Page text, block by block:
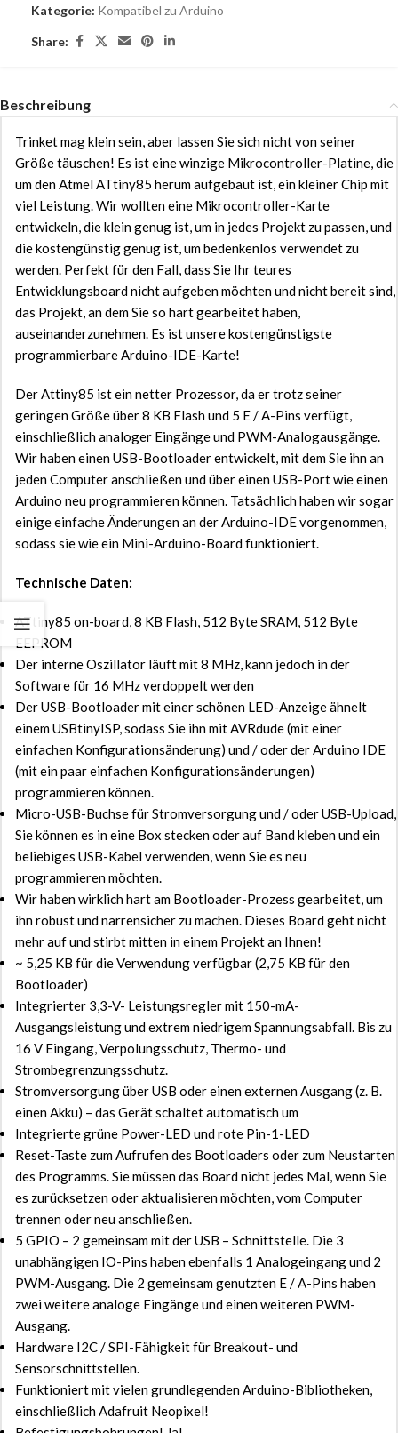
Kategorie: Kompatibel zu Arduino
Share:
Beschreibung
Trinket mag klein sein, aber lassen Sie sich nicht von seiner
Größe täuschen! Es ist eine winzige Mikrocontroller-Platine, die
um den Atmel ATtiny85 herum aufgebaut ist, ein kleiner Chip mit
viel Leistung. Wir wollten eine Mikrocontroller-Karte
entwickeln, die klein genug ist, um in jedes Projekt zu passen, und
die kostengünstig genug ist, um bedenkenlos verwendet zu
werden. Perfekt für den Fall, dass Sie Ihr teures
Entwicklungsboard nicht aufgeben möchten und nicht bereit sind,
das Projekt, an dem Sie so hart gearbeitet haben,
auseinanderzunehmen. Es ist unsere kostengünstigste
programmierbare Arduino-IDE-Karte!
Der Attiny85 ist ein netter Prozessor, da er trotz seiner
geringen Größe über 8 KB Flash und 5 E / A-Pins verfügt,
einschließlich analoger Eingänge und PWM-Analogausgänge.
Wir haben einen USB-Bootloader entwickelt, mit dem Sie ihn an
jeden Computer anschließen und über einen USB-Port wie einen
Arduino neu programmieren können. Tatsächlich haben wir sogar
einige einfache Änderungen an der Arduino-IDE vorgenommen,
sodass sie wie ein Mini-Arduino-Board funktioniert.
Technische Daten:
ATtiny85 on-board, 8 KB Flash, 512 Byte SRAM, 512 Byte
EEPROM
Der interne Oszillator läuft mit 8 MHz, kann jedoch in der
Software für 16 MHz verdoppelt werden
Der USB-Bootloader mit einer schönen LED-Anzeige ähnelt
einem USBtinyISP, sodass Sie ihn mit AVRdude (mit einer
einfachen Konfigurationsänderung) und / oder der Arduino IDE
(mit ein paar einfachen Konfigurationsänderungen)
programmieren können.
Micro-USB-Buchse für Stromversorgung und / oder USB-Upload,
Sie können es in eine Box stecken oder auf Band kleben und ein
beliebiges USB-Kabel verwenden, wenn Sie es neu
programmieren möchten.
Wir haben wirklich hart am Bootloader-Prozess gearbeitet, um
ihn robust und narrensicher zu machen. Dieses Board geht nicht
mehr auf und stirbt mitten in einem Projekt an Ihnen!
~ 5,25 KB für die Verwendung verfügbar (2,75 KB für den
Bootloader)
Integrierter 3,3-V- Leistungsregler mit 150-mA-
Ausgangsleistung und extrem niedrigem Spannungsabfall. Bis zu
16 V Eingang, Verpolungsschutz, Thermo- und
Strombegrenzungsschutz.
Stromversorgung über USB oder einen externen Ausgang (z. B.
einen Akku) – das Gerät schaltet automatisch um
Integrierte grüne Power-LED und rote Pin-1-LED
Reset-Taste zum Aufrufen des Bootloaders oder zum Neustarten
des Programms. Sie müssen das Board nicht jedes Mal, wenn Sie
es zurücksetzen oder aktualisieren möchten, vom Computer
trennen oder neu anschließen.
5 GPIO – 2 gemeinsam mit der USB – Schnittstelle. Die 3
unabhängigen IO-Pins haben ebenfalls 1 Analogeingang und 2
PWM-Ausgang. Die 2 gemeinsam genutzten E / A-Pins haben
zwei weitere analoge Eingänge und einen weiteren PWM-
Ausgang.
Hardware I2C / SPI-Fähigkeit für Breakout- und
Sensorschnittstellen.
Funktioniert mit vielen grundlegenden Arduino-Bibliotheken,
einschließlich Adafruit Neopixel!